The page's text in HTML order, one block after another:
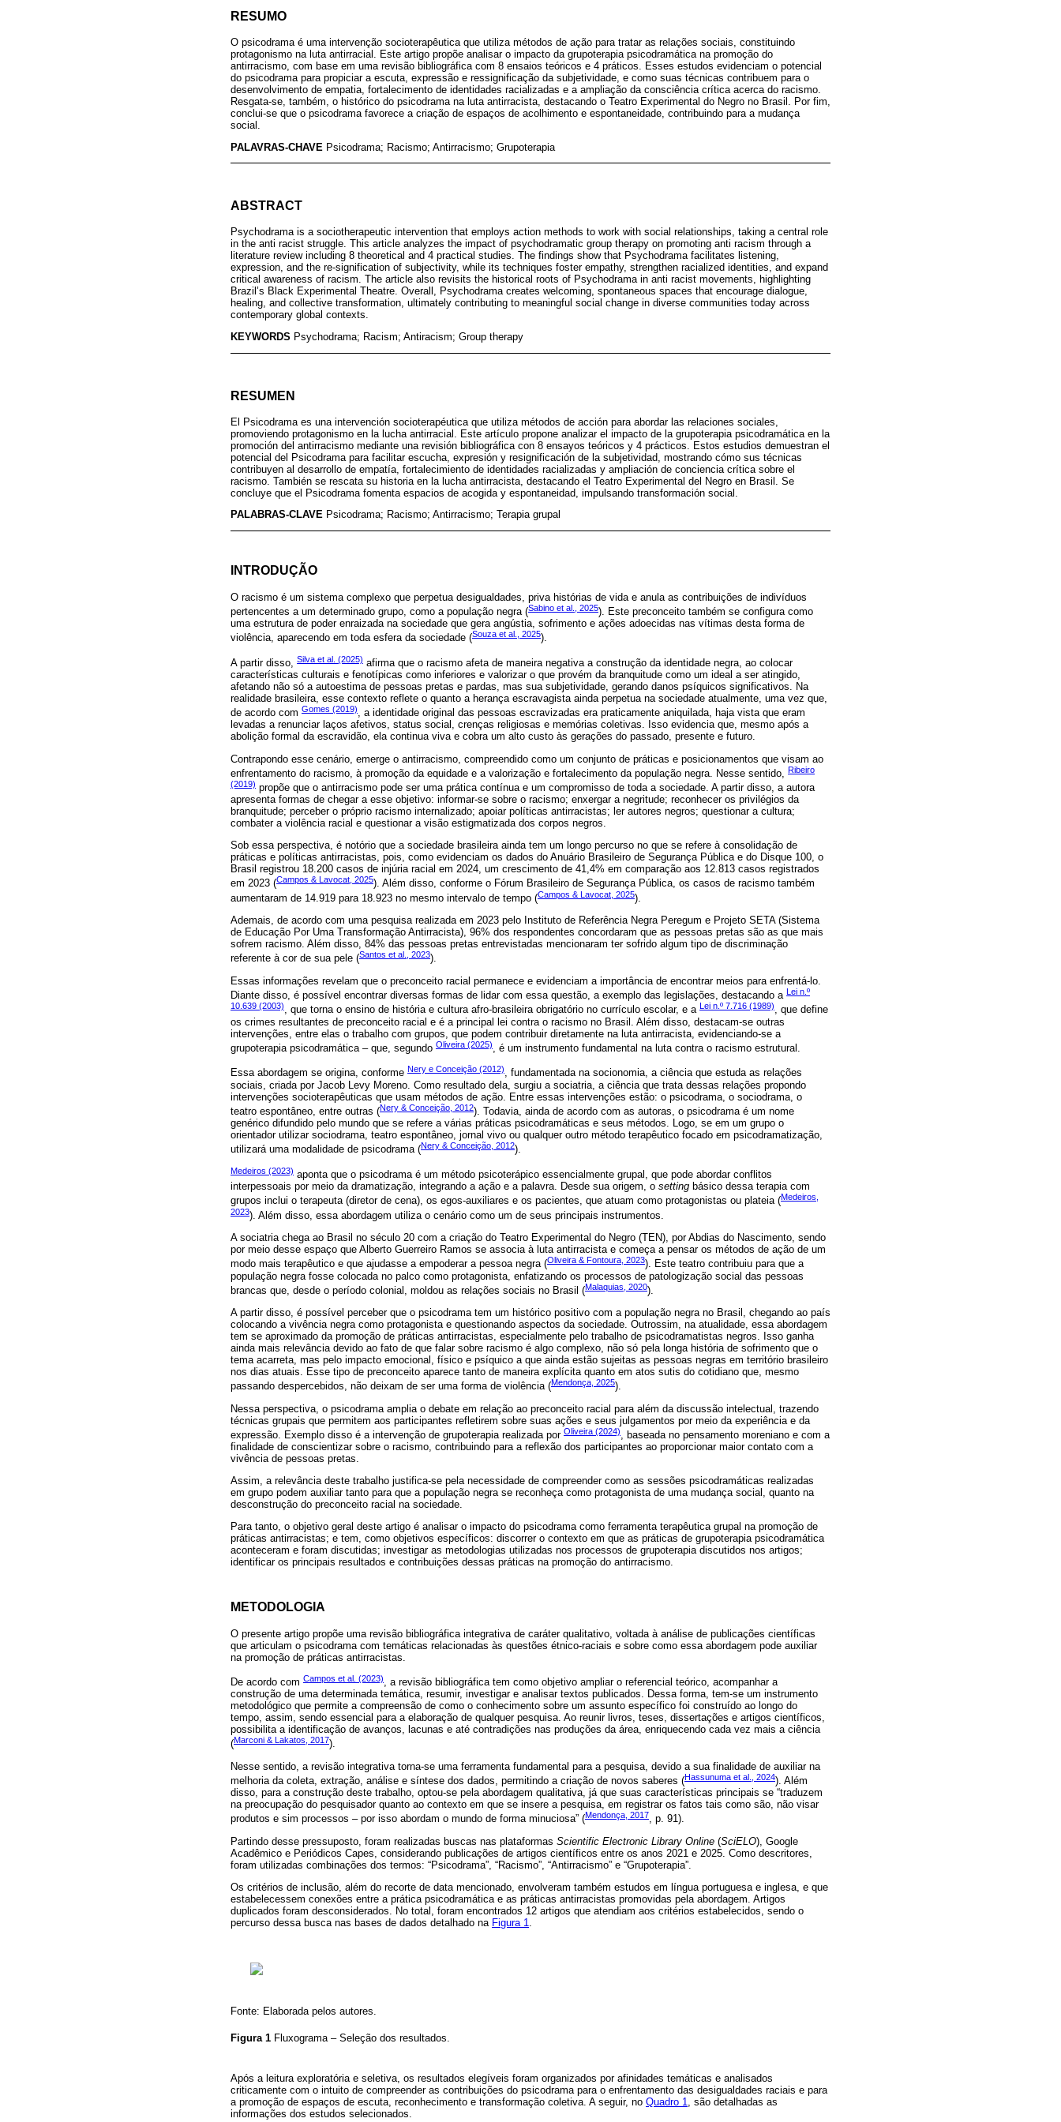
RESUMO
O psicodrama é uma intervenção socioterapêutica que utiliza métodos de ação para tratar as relações sociais, constituindo
protagonismo na luta antirracial. Este artigo propõe analisar o impacto da grupoterapia psicodramática na promoção do
antirracismo, com base em uma revisão bibliográfica com 8 ensaios teóricos e 4 práticos. Esses estudos evidenciam o potencial
do psicodrama para propiciar a escuta, expressão e ressignificação da subjetividade, e como suas técnicas contribuem para o
desenvolvimento de empatia, fortalecimento de identidades racializadas e a ampliação da consciência crítica acerca do racismo.
Resgata-se, também, o histórico do psicodrama na luta antirracista, destacando o Teatro Experimental do Negro no Brasil. Por fim,
conclui-se que o psicodrama favorece a criação de espaços de acolhimento e espontaneidade, contribuindo para a mudança
social.
PALAVRAS-CHAVE Psicodrama; Racismo; Antirracismo; Grupoterapia
ABSTRACT
Psychodrama is a sociotherapeutic intervention that employs action methods to work with social relationships, taking a central role
in the anti racist struggle. This article analyzes the impact of psychodramatic group therapy on promoting anti racism through a
literature review including 8 theoretical and 4 practical studies. The findings show that Psychodrama facilitates listening,
expression, and the re-signification of subjectivity, while its techniques foster empathy, strengthen racialized identities, and expand
critical awareness of racism. The article also revisits the historical roots of Psychodrama in anti racist movements, highlighting
Brazil’s Black Experimental Theatre. Overall, Psychodrama creates welcoming, spontaneous spaces that encourage dialogue,
healing, and collective transformation, ultimately contributing to meaningful social change in diverse communities today across
contemporary global contexts.
KEYWORDS Psychodrama; Racism; Antiracism; Group therapy
RESUMEN
El Psicodrama es una intervención socioterapéutica que utiliza métodos de acción para abordar las relaciones sociales,
promoviendo protagonismo en la lucha antirracial. Este artículo propone analizar el impacto de la grupoterapia psicodramática en la
promoción del antirracismo mediante una revisión bibliográfica con 8 ensayos teóricos y 4 prácticos. Estos estudios demuestran el
potencial del Psicodrama para facilitar escucha, expresión y resignificación de la subjetividad, mostrando cómo sus técnicas
contribuyen al desarrollo de empatía, fortalecimiento de identidades racializadas y ampliación de conciencia crítica sobre el
racismo. También se rescata su historia en la lucha antirracista, destacando el Teatro Experimental del Negro en Brasil. Se
concluye que el Psicodrama fomenta espacios de acogida y espontaneidad, impulsando transformación social.
PALABRAS-CLAVE Psicodrama; Racismo; Antirracismo; Terapia grupal
INTRODUÇÃO
O racismo é um sistema complexo que perpetua desigualdades, priva histórias de vida e anula as contribuições de indivíduos
pertencentes a um determinado grupo, como a população negra (Sabino et al., 2025). Este preconceito também se configura como
uma estrutura de poder enraizada na sociedade que gera angústia, sofrimento e ações adoecidas nas vítimas desta forma de
violência, aparecendo em toda esfera da sociedade (Souza et al., 2025).
A partir disso, Silva et al. (2025) afirma que o racismo afeta de maneira negativa a construção da identidade negra, ao colocar
características culturais e fenotípicas como inferiores e valorizar o que provém da branquitude como um ideal a ser atingido,
afetando não só a autoestima de pessoas pretas e pardas, mas sua subjetividade, gerando danos psíquicos significativos. Na
realidade brasileira, esse contexto reflete o quanto a herança escravagista ainda perpetua na sociedade atualmente, uma vez que,
de acordo com Gomes (2019), a identidade original das pessoas escravizadas era praticamente aniquilada, haja vista que eram
levadas a renunciar laços afetivos, status social, crenças religiosas e memórias coletivas. Isso evidencia que, mesmo após a
abolição formal da escravidão, ela continua viva e cobra um alto custo às gerações do passado, presente e futuro.
Contrapondo esse cenário, emerge o antirracismo, compreendido como um conjunto de práticas e posicionamentos que visam ao
enfrentamento do racismo, à promoção da equidade e a valorização e fortalecimento da população negra. Nesse sentido,
Ribeiro
(2019) propõe que o antirracismo pode ser uma prática contínua e um compromisso de toda a sociedade. A partir disso, a autora
apresenta formas de chegar a esse objetivo: informar-se sobre o racismo; enxergar a negritude; reconhecer os privilégios da
branquitude; perceber o próprio racismo internalizado; apoiar políticas antirracistas; ler autores negros; questionar a cultura;
combater a violência racial e questionar a visão estigmatizada dos corpos negros.
Sob essa perspectiva, é notório que a sociedade brasileira ainda tem um longo percurso no que se refere à consolidação de
práticas e políticas antirracistas, pois, como evidenciam os dados do Anuário Brasileiro de Segurança Pública e do Disque 100, o
Brasil registrou 18.200 casos de injúria racial em 2024, um crescimento de 41,4% em comparação aos 12.813 casos registrados
em 2023 (Campos & Lavocat, 2025). Além disso, conforme o Fórum Brasileiro de Segurança Pública, os casos de racismo também
aumentaram de 14.919 para 18.923 no mesmo intervalo de tempo (Campos & Lavocat, 2025).
Ademais, de acordo com uma pesquisa realizada em 2023 pelo Instituto de Referência Negra Peregum e Projeto SETA (Sistema
de Educação Por Uma Transformação Antirracista), 96% dos respondentes concordaram que as pessoas pretas são as que mais
sofrem racismo. Além disso, 84% das pessoas pretas entrevistadas mencionaram ter sofrido algum tipo de discriminação
referente à cor de sua pele (Santos et al., 2023).
Essas informações revelam que o preconceito racial permanece e evidenciam a importância de encontrar meios para enfrentá-lo.
Diante disso, é possível encontrar diversas formas de lidar com essa questão, a exemplo das legislações, destacando a Lei n.º
10.639 (2003), que torna o ensino de história e cultura afro-brasileira obrigatório no currículo escolar, e a Lei n.º 7.716 (1989), que define
os crimes resultantes de preconceito racial e é a principal lei contra o racismo no Brasil. Além disso, destacam-se outras
intervenções, entre elas o trabalho com grupos, que podem contribuir diretamente na luta antirracista, evidenciando-se a
grupoterapia psicodramática – que, segundo Oliveira (2025), é um instrumento fundamental na luta contra o racismo estrutural.
Essa abordagem se origina, conforme Nery e Conceição (2012), fundamentada na socionomia, a ciência que estuda as relações
sociais, criada por Jacob Levy Moreno. Como resultado dela, surgiu a sociatria, a ciência que trata dessas relações propondo
intervenções socioterapêuticas que usam métodos de ação. Entre essas intervenções estão: o psicodrama, o sociodrama, o
teatro espontâneo, entre outras (Nery & Conceição, 2012). Todavia, ainda de acordo com as autoras, o psicodrama é um nome
genérico difundido pelo mundo que se refere a várias práticas psicodramáticas e seus métodos. Logo, se em um grupo o
orientador utilizar sociodrama, teatro espontâneo, jornal vivo ou qualquer outro método terapêutico focado em psicodramatização,
utilizará uma modalidade de psicodrama (Nery & Conceição, 2012).
Medeiros (2023) aponta que o psicodrama é um método psicoterápico essencialmente grupal, que pode abordar conflitos
interpessoais por meio da dramatização, integrando a ação e a palavra. Desde sua origem, o setting básico dessa terapia com
grupos inclui o terapeuta (diretor de cena), os egos-auxiliares e os pacientes, que atuam como protagonistas ou plateia (Medeiros,
2023). Além disso, essa abordagem utiliza o cenário como um de seus principais instrumentos.
A sociatria chega ao Brasil no século 20 com a criação do Teatro Experimental do Negro (TEN), por Abdias do Nascimento, sendo
por meio desse espaço que Alberto Guerreiro Ramos se associa à luta antirracista e começa a pensar os métodos de ação de um
modo mais terapêutico e que ajudasse a empoderar a pessoa negra (Oliveira & Fontoura, 2023). Este teatro contribuiu para que a
população negra fosse colocada no palco como protagonista, enfatizando os processos de patologização social das pessoas
brancas que, desde o período colonial, moldou as relações sociais no Brasil (Malaquias, 2020).
A partir disso, é possível perceber que o psicodrama tem um histórico positivo com a população negra no Brasil, chegando ao país
colocando a vivência negra como protagonista e questionando aspectos da sociedade. Outrossim, na atualidade, essa abordagem
tem se aproximado da promoção de práticas antirracistas, especialmente pelo trabalho de psicodramatistas negros. Isso ganha
ainda mais relevância devido ao fato de que falar sobre racismo é algo complexo, não só pela longa história de sofrimento que o
tema acarreta, mas pelo impacto emocional, físico e psíquico a que ainda estão sujeitas as pessoas negras em território brasileiro
nos dias atuais. Esse tipo de preconceito aparece tanto de maneira explícita quanto em atos sutis do cotidiano que, mesmo
passando despercebidos, não deixam de ser uma forma de violência (Mendonça, 2025).
Nessa perspectiva, o psicodrama amplia o debate em relação ao preconceito racial para além da discussão intelectual, trazendo
técnicas grupais que permitem aos participantes refletirem sobre suas ações e seus julgamentos por meio da experiência e da
expressão. Exemplo disso é a intervenção de grupoterapia realizada por Oliveira (2024), baseada no pensamento moreniano e com a
finalidade de conscientizar sobre o racismo, contribuindo para a reflexão dos participantes ao proporcionar maior contato com a
vivência de pessoas pretas.
Assim, a relevância deste trabalho justifica-se pela necessidade de compreender como as sessões psicodramáticas realizadas
em grupo podem auxiliar tanto para que a população negra se reconheça como protagonista de uma mudança social, quanto na
desconstrução do preconceito racial na sociedade.
Para tanto, o objetivo geral deste artigo é analisar o impacto do psicodrama como ferramenta terapêutica grupal na promoção de
práticas antirracistas; e tem, como objetivos específicos: discorrer o contexto em que as práticas de grupoterapia psicodramática
aconteceram e foram discutidas; investigar as metodologias utilizadas nos processos de grupoterapia discutidos nos artigos;
identificar os principais resultados e contribuições dessas práticas na promoção do antirracismo.
METODOLOGIA
O presente artigo propõe uma revisão bibliográfica integrativa de caráter qualitativo, voltada à análise de publicações científicas
que articulam o psicodrama com temáticas relacionadas às questões étnico-raciais e sobre como essa abordagem pode auxiliar
na promoção de práticas antirracistas.
De acordo com Campos et al. (2023), a revisão bibliográfica tem como objetivo ampliar o referencial teórico, acompanhar a
construção de uma determinada temática, resumir, investigar e analisar textos publicados. Dessa forma, tem-se um instrumento
metodológico que permite a compreensão de como o conhecimento sobre um assunto específico foi construído ao longo do
tempo, assim, sendo essencial para a elaboração de qualquer pesquisa. Ao reunir livros, teses, dissertações e artigos científicos,
possibilita a identificação de avanços, lacunas e até contradições nas produções da área, enriquecendo cada vez mais a ciência
(Marconi & Lakatos, 2017).
Nesse sentido, a revisão integrativa torna-se uma ferramenta fundamental para a pesquisa, devido a sua finalidade de auxiliar na
melhoria da coleta, extração, análise e síntese dos dados, permitindo a criação de novos saberes (Hassunuma et al., 2024). Além
disso, para a construção deste trabalho, optou-se pela abordagem qualitativa, já que suas características principais se “traduzem
na preocupação do pesquisador quanto ao contexto em que se insere a pesquisa, em registrar os fatos tais como são, não visar
produtos e sim processos – por isso abordam o mundo de forma minuciosa” (Mendonça, 2017, p. 91).
Partindo desse pressuposto, foram realizadas buscas nas plataformas Scientific Electronic Library Online (SciELO), Google
Acadêmico e Periódicos Capes, considerando publicações de artigos científicos entre os anos 2021 e 2025. Como descritores,
foram utilizadas combinações dos termos: “Psicodrama”, “Racismo”, “Antirracismo” e “Grupoterapia”.
Os critérios de inclusão, além do recorte de data mencionado, envolveram também estudos em língua portuguesa e inglesa, e que
estabelecessem conexões entre a prática psicodramática e as práticas antirracistas promovidas pela abordagem. Artigos
duplicados foram desconsiderados. No total, foram encontrados 12 artigos que atendiam aos critérios estabelecidos, sendo o
percurso dessa busca nas bases de dados detalhado na Figura 1.
Fonte: Elaborada pelos autores.
Figura 1 Fluxograma – Seleção dos resultados.
Após a leitura exploratória e seletiva, os resultados elegíveis foram organizados por afinidades temáticas e analisados
criticamente com o intuito de compreender as contribuições do psicodrama para o enfrentamento das desigualdades raciais e para
a promoção de espaços de escuta, reconhecimento e transformação coletiva. A seguir, no Quadro 1
, são detalhadas as
informações dos estudos selecionados.